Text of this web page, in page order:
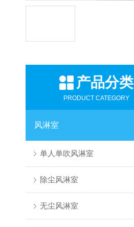
产品分类
PRODUCT CATEGORY
风淋室
单人单吹风淋室
除尘风淋室
无尘风淋室